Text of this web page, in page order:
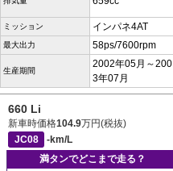
ミッション インパネ4AT
最大出力 58ps/7600rpm
生産期間
2002年05月～200
3年07月
660 Li
新車時価格104.9万円(税抜)
JC08
-km/L
満タンでどこまで走る？